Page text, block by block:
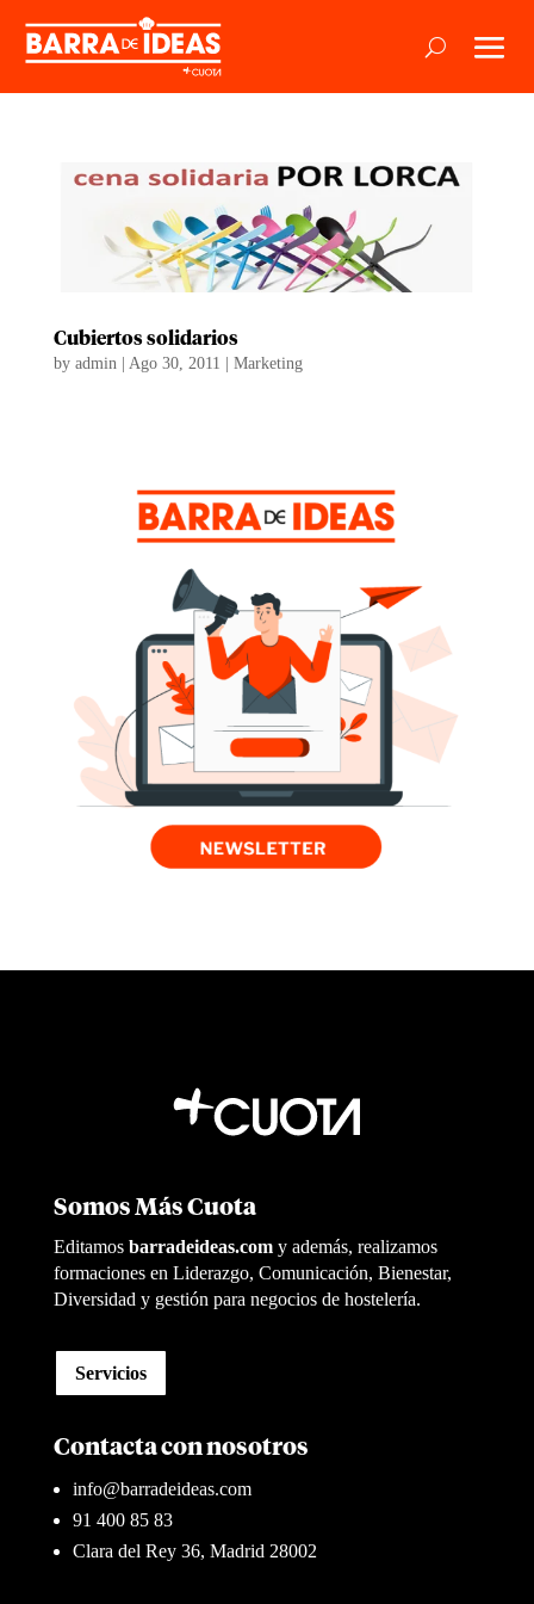
Cubiertos solidarios
by admin| Ago 30, 2011 Marketing
Somos Más Cuota
Editamosbarradeideas.com y además, realizamos
formaciones en Liderazgo, Comunicación, Bienestar,
Diversidad y gestión para negocios de hostelería.
Servicios
Contacta con nosotros
info@barradeideas.com
91 400 85 83
Clara del Rey 36, Madrid 28002